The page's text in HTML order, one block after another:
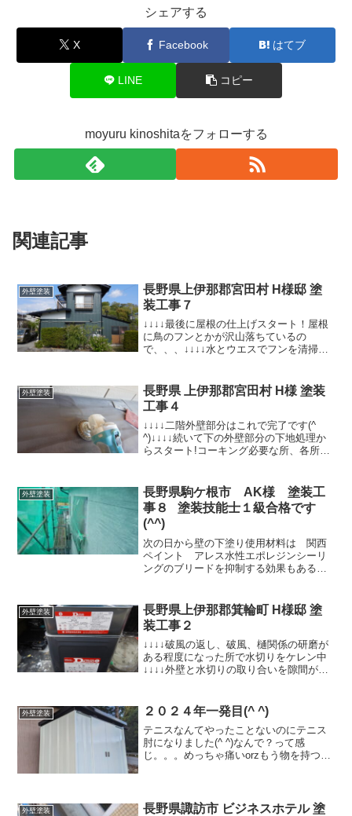
シェアする
X Facebook はてブ
LINE コピー
moyuru kinoshitaをフォローする
関連記事
外壁塗装
長野県上伊那郡宮田村 H様邸 塗
装工事７
↓↓↓↓最後に屋根の仕上げスタート！屋根
に鳥のフンとかが沢山落ちているの
で、、、↓↓↓↓水とウエスでフンを清掃し
パーとケンマロンで付着性を上げるため
に目荒らし※塗料には...
外壁塗装
長野県 上伊那郡宮田村 H様 塗装
工事４
↓↓↓↓二階外壁部分はこれで完了です(^
^)↓↓↓↓続いて下の外壁部分の下地処理か
らスタート!コーキング必要な所、各所に
に本来の密着は得られません。プライマ
ー塗布...
外壁塗装
長野県駒ケ根市 AK様 塗装工
事８ 塗装技能士１級合格です
(^^)
次の日から壁の下塗り使用材料は 関西
ペイント アレス水性エポレジンシーリ
ングのブリードを抑制する効果もある
一番しっくりくるかな~(^ ^)ただこのまま
だとサイディングの...
外壁塗装
長野県上伊那郡箕輪町 H様邸 塗
装工事２
↓↓↓↓破風の返し、破風、樋関係の研磨が
ある程度になった所で水切りをケレン中
↓↓↓↓外壁と水切りの取り合いを隙間が大
りだったので、シリコンカバーNBを塗布
ブリードがすご...
外壁塗装 ２０２４年一発目(^ ^)
テニスなんてやったことないのにテニス
肘になりました(^ ^)なんで？って感
じ。。。めっちゃ痛いorzもう物を持つの
イスですね...
外壁塗装
長野県諏訪市 ビジネスホテル 塗